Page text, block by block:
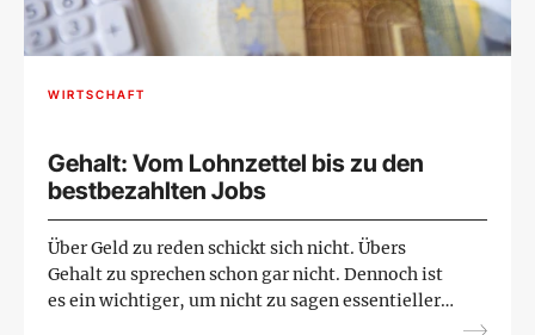
WIRTSCHAFT
Gehalt: Vom Lohnzettel bis zu den
bestbezahlten Jobs
Über Geld zu reden schickt sich nicht. Übers
Gehalt zu sprechen schon gar nicht. Dennoch ist
es ein wichtiger, um nicht zu sagen essentieller